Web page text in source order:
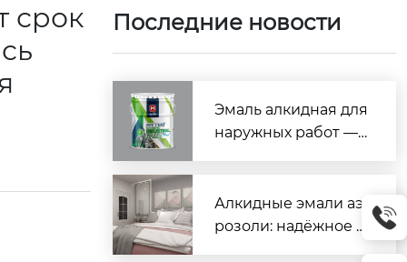
срок
Последние новости
Эмаль алкидная для
наружных работ —
Алкидные эмали аэ
розоли: надёжное р